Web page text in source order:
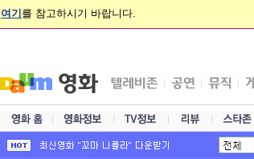
여기 를 참고하시기 바랍니다.